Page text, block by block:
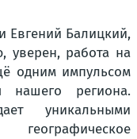
Евгений Балицкий,
уверен, работа на
одним импульсом
нашего региона.
уникальными